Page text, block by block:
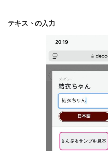
テキストの入力